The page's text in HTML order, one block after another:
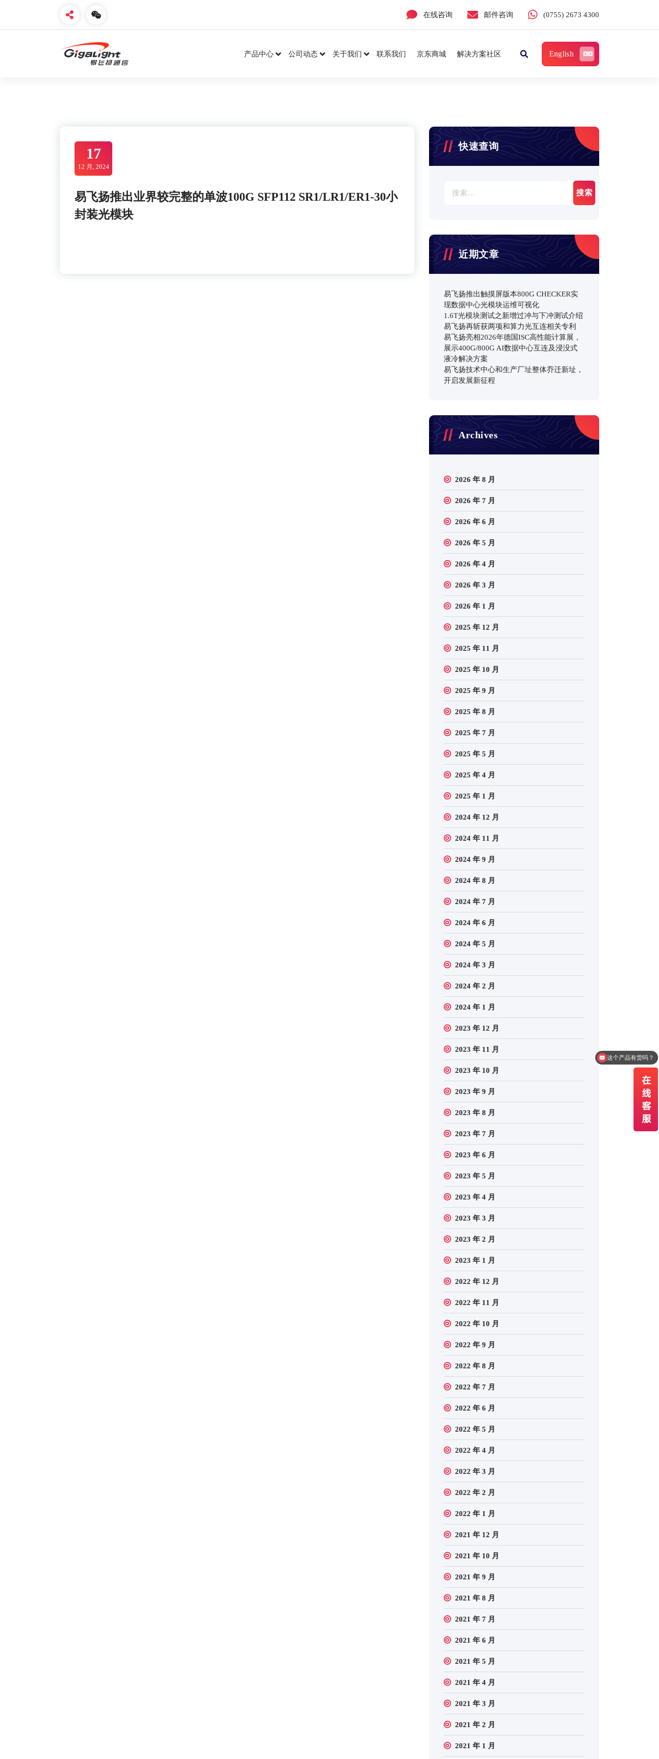
在线咨询 邮件咨询 (0755) 2673 4300
产品中心 公司动态 关于我们 联系我们 京东商城 解决方案社区 English
17
12 月, 2024
易飞扬推出业界较完整的单波100G SFP112 SR1/LR1/ER1-30小
封装光模块
快速查询
索：
近期文章
易飞扬推出触摸屏版本800G CHECKER实
现数据中心光模块运维可视化
1.6T光模块测试之新增过冲与下冲测试介绍
易飞扬再斩获两项和算力光互连相关专利
易飞扬亮相2026年德国ISC高性能计算展，
展示400G/800G AI数据中心互连及浸没式
液冷解决方案
易飞扬技术中心和生产厂址整体乔迁新址，
开启发展新征程
Archives
2026 年 8 月
2026 年 7 月
2026 年 6 月
2026 年 5 月
2026 年 4 月
2026 年 3 月
2026 年 1 月
2025 年 12 月
2025 年 11 月
2025 年 10 月
2025 年 9 月
2025 年 8 月
2025 年 7 月
2025 年 5 月
2025 年 4 月
2025 年 1 月
2024 年 12 月
2024 年 11 月
2024 年 9 月
2024 年 8 月
2024 年 7 月
2024 年 6 月
2024 年 5 月
2024 年 3 月
2024 年 2 月
2024 年 1 月
2023 年 12 月
2023 年 11 月
2023 年 10 月
2023 年 9 月
2023 年 8 月
2023 年 7 月
2023 年 6 月
2023 年 5 月
2023 年 4 月
2023 年 3 月
2023 年 2 月
2023 年 1 月
2022 年 12 月
2022 年 11 月
2022 年 10 月
2022 年 9 月
2022 年 8 月
2022 年 7 月
2022 年 6 月
2022 年 5 月
2022 年 4 月
2022 年 3 月
2022 年 2 月
2022 年 1 月
2021 年 12 月
2021 年 10 月
2021 年 9 月
2021 年 8 月
2021 年 7 月
2021 年 6 月
2021 年 5 月
2021 年 4 月
2021 年 3 月
2021 年 2 月
2021 年 1 月
这个产品有货吗？